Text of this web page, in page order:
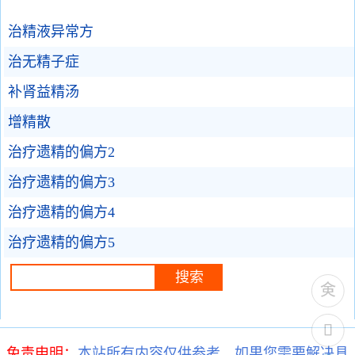
治精液异常方
治无精子症
补肾益精汤
增精散
治疗遗精的偏方2
治疗遗精的偏方3
治疗遗精的偏方4
治疗遗精的偏方5